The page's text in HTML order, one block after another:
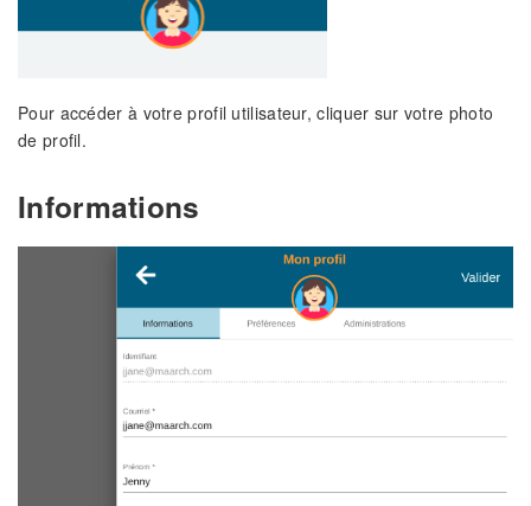
Pour accéder à votre profil utilisateur, cliquer sur votre photo
de profil.
Informations